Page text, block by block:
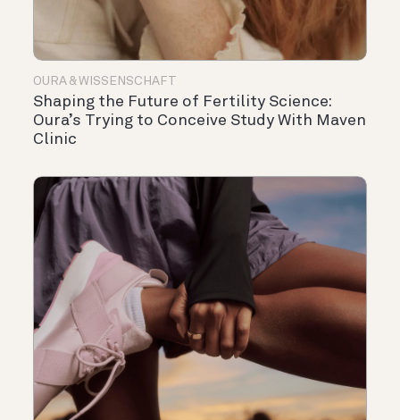
OURA & WISSENSCHAFT
Shaping the Future of Fertility Science:
Oura’s Trying to Conceive Study With Maven
Clinic